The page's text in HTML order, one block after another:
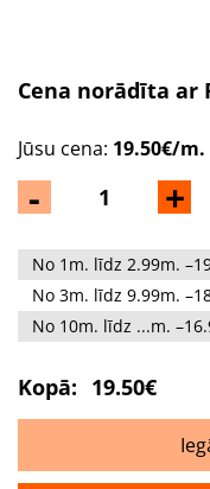
Cena norādīta ar
- +
Jūsu cena: 19.50€/m.
No 1m. līdz 2.99m.
No 3m. līdz 9.99m.
No 10m. līdz ...m.
Kopā: 19.50€